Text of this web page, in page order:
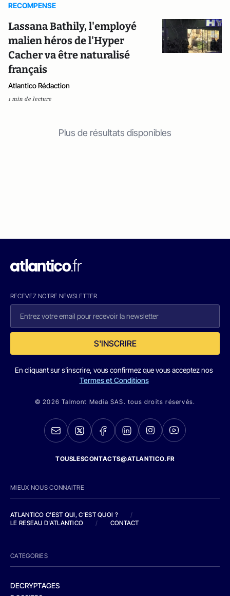
RECOMPENSE
Lassana Bathily, l'employé
malien héros de l'Hyper
Cacher va être naturalisé
français
Atlantico Rédaction
1 min de lecture
Plus de résultats disponibles
RECEVEZ NOTRE NEWSLETTER
S'INSCRIRE
En cliquant sur s'inscrire, vous confirmez que vous acceptez nos
Termes et Conditions
© 2026 Talmont Media SAS. tous droits réservés.
TOUSLESCONTACTS@ATLANTICO.FR
MIEUX NOUS CONNAITRE
ATLANTICO C'EST QUI, C'EST QUOI ?
/
LE RESEAU D'ATLANTICO
/ CONTACT
CATEGORIES
DECRYPTAGES